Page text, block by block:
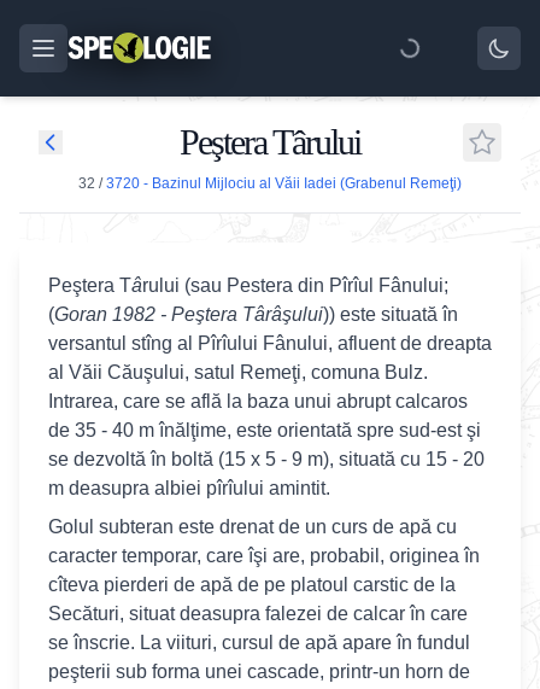
Peştera Târului
32 /3720 - Bazinul Mijlociu al Văii Iadei (Grabenul Remeţi)
Peştera Târului (sau Pestera din Pîrîul Fânului;
(Goran 1982 - Peştera Târâşului)) este situată în
versantul stîng al Pîrîului Fânului, afluent de dreapta
al Văii Căuşului, satul Remeţi, comuna Bulz.
Intrarea, care se află la baza unui abrupt calcaros
de 35 - 40 m înălţime, este orientată spre sud-est şi
se dezvoltă în boltă (15 x 5 - 9 m), situată cu 15 - 20
m deasupra albiei pîrîului amintit.
Golul subteran este drenat de un curs de apă cu
caracter temporar, care îşi are, probabil, originea în
cîteva pierderi de apă de pe platoul carstic de la
Secături, situat deasupra falezei de calcar în care
se înscrie. La viituri, cursul de apă apare în fundul
peşterii sub forma unei cascade, printr-un horn de